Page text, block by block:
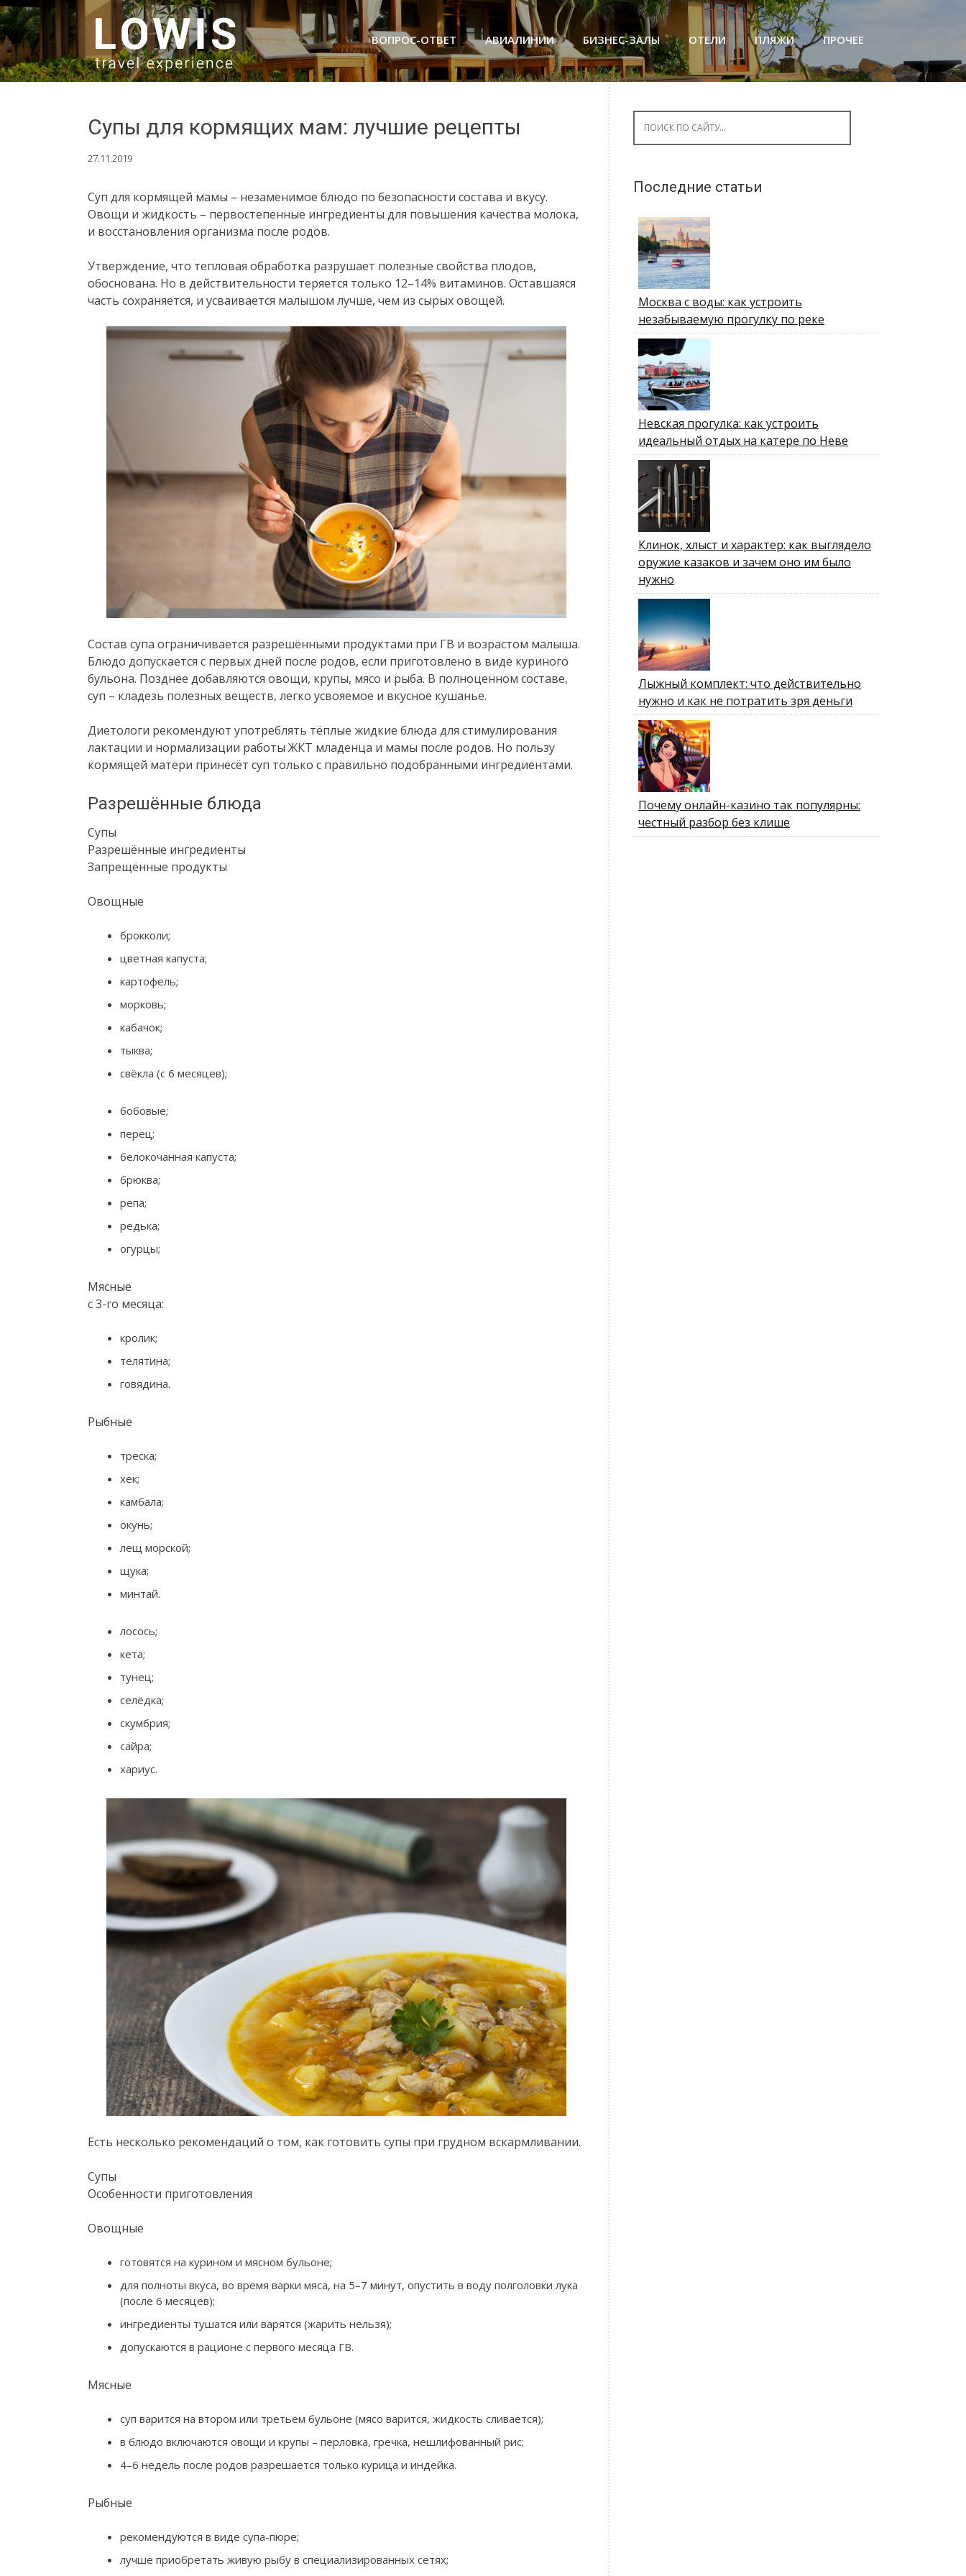
SKIP TO CONTENT ПРОЧЕЕ
ПЛЯЖИ
ОТЕЛИ
БИЗНЕС-ЗАЛЫ
АВИАЛИНИИ
ВОПРОС-ОТВЕТ
Супы для кормящих мам: лучшие рецепты
27.11.2019
Суп для кормящей мамы – незаменимое блюдо по безопасности состава и вкусу.
Овощи и жидкость – первостепенные ингредиенты для повышения качества молока,
и восстановления организма после родов.
Утверждение, что тепловая обработка разрушает полезные свойства плодов,
обоснована. Но в действительности теряется только 12–14% витаминов. Оставшаяся
часть сохраняется, и усваивается малышом лучше, чем из сырых овощей.
Состав супа ограничивается разрешёнными продуктами при ГВ и возрастом малыша.
Блюдо допускается с первых дней после родов, если приготовлено в виде куриного
бульона. Позднее добавляются овощи, крупы, мясо и рыба. В полноценном составе,
суп – кладезь полезных веществ, легко усвояемое и вкусное кушанье.
Диетологи рекомендуют употреблять тёплые жидкие блюда для стимулирования
лактации и нормализации работы ЖКТ младенца и мамы после родов. Но пользу
кормящей матери принесёт суп только с правильно подобранными ингредиентами.
Разрешённые блюда
Супы
Разрешённые ингредиенты
Запрещённые продукты
Овощные
брокколи;
цветная капуста;
картофель;
морковь;
кабачок;
тыква;
свёкла (с 6 месяцев);
бобовые;
перец;
белокочанная капуста;
брюква;
репа;
редька;
огурцы;
Мясные
с 3-го месяца:
кролик;
телятина;
говядина.
Рыбные
треска;
хек;
камбала;
окунь;
лещ морской;
щука;
минтай.
лосось;
кета;
тунец;
селёдка;
скумбрия;
сайра;
хариус.
Есть несколько рекомендаций о том, как готовить супы при грудном вскармливании.
Супы
Особенности приготовления
Овощные
готовятся на курином и мясном бульоне;
для полноты вкуса, во время варки мяса, на 5–7 минут, опустить в воду полголовки лука
(после 6 месяцев);
ингредиенты тушатся или варятся (жарить нельзя);
допускаются в рационе с первого месяца ГВ.
Мясные
суп варится на втором или третьем бульоне (мясо варится, жидкость сливается);
в блюдо включаются овощи и крупы – перловка, гречка, нешлифованный рис;
4–6 недель после родов разрешается только курица и индейка.
Рыбные
рекомендуются в виде супа-пюре;
лучше приобретать живую рыбу в специализированных сетях;
Последние статьи
Москва с воды: как устроить
незабываемую прогулку по реке
Невская прогулка: как устроить
идеальный отдых на катере по Неве
Клинок, хлыст и характер: как выглядело
оружие казаков и зачем оно им было
нужно
Лыжный комплект: что действительно
нужно и как не потратить зря деньги
Почему онлайн-казино так популярны:
честный разбор без клише